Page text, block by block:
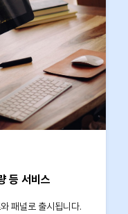
등 서비스
패널로 출시됩니다.